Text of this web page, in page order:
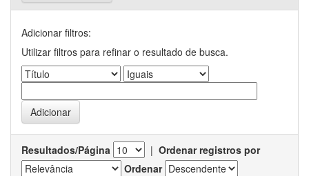
Adicionar filtros:
Utilizar filtros para refinar o resultado de busca.
Resultados/Página | Ordenar registros por
Ordenar